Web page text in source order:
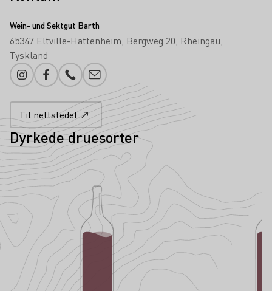
Wein- und Sektgut Barth
65347 Eltville-Hattenheim Bergweg 20 Rheingau
Tyskland
InstagramFacebookTelefonnummer
Legg til e-post
Til nettstedet
Dyrkede druesorter